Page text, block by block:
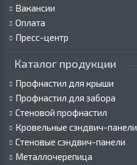
Вакансии
Оплата
Пресс-центр
Каталог продукции
Профнастил для крыши
Профнастил для забора
Стеновой профнастил
Кровельные сэндвич-панели
Стеновые сэндвич-панели
Металлочерепица